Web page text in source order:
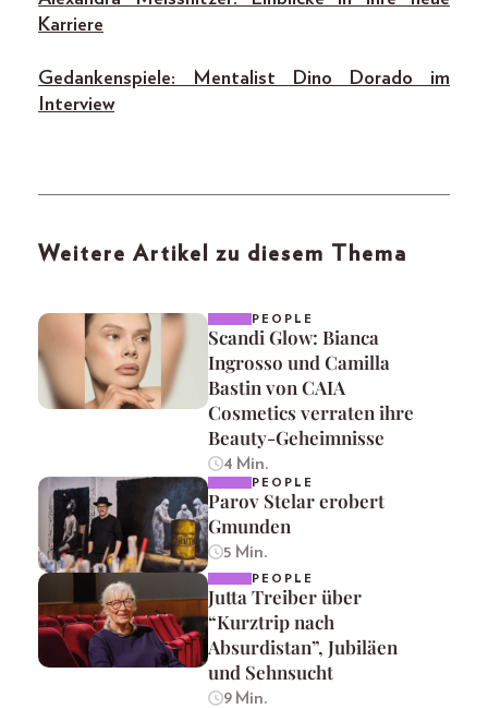
Karriere
Gedankenspiele: Mentalist Dino Dorado im
Interview
Weitere Artikel zu diesem Thema
PEOPLE
Scandi Glow: Bianca
Ingrosso und Camilla
Bastin von CAIA
Cosmetics verraten ihre
Beauty-Geheimnisse
4 Min.
PEOPLE
Parov Stelar erobert
Gmunden
5 Min.
PEOPLE
Jutta Treiber über
“Kurztrip nach
Absurdistan”, Jubiläen
und Sehnsucht
9 Min.